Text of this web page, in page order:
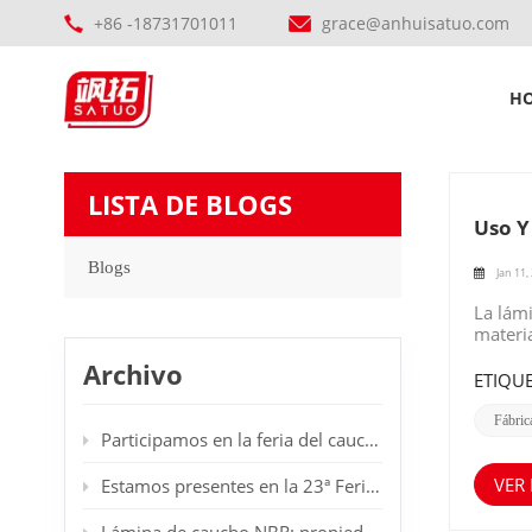
+86 -18731701011 grace@anhuisatuo.com
Uso
Jan
La
de
LISTA DE BLOGS
Blogs
Archivo
Participamos en la feria del caucho en Dubái.
Estamos presentes en la 23ª Feria Internacional de Plásticos y Caucho en Düsseldorf, Alemania. Les damos la bienvenida a nuestro stand.